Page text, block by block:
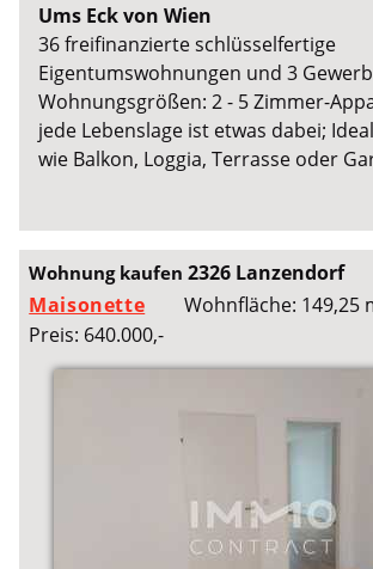
Ums Eck von Wien
36 freifinanzierte schlüsselfertige
Eigentumswohnungen und 3
Wohnungsgrößen: 2 - 5 Zimmer-
jede Lebenslage ist etwas dabei;
wie Balkon, Loggia, Terrasse oder
Wohnung kaufen2326 Lanzendorf
Maisonette
Wohnfläche: 149,25
Preis: 640.000,-